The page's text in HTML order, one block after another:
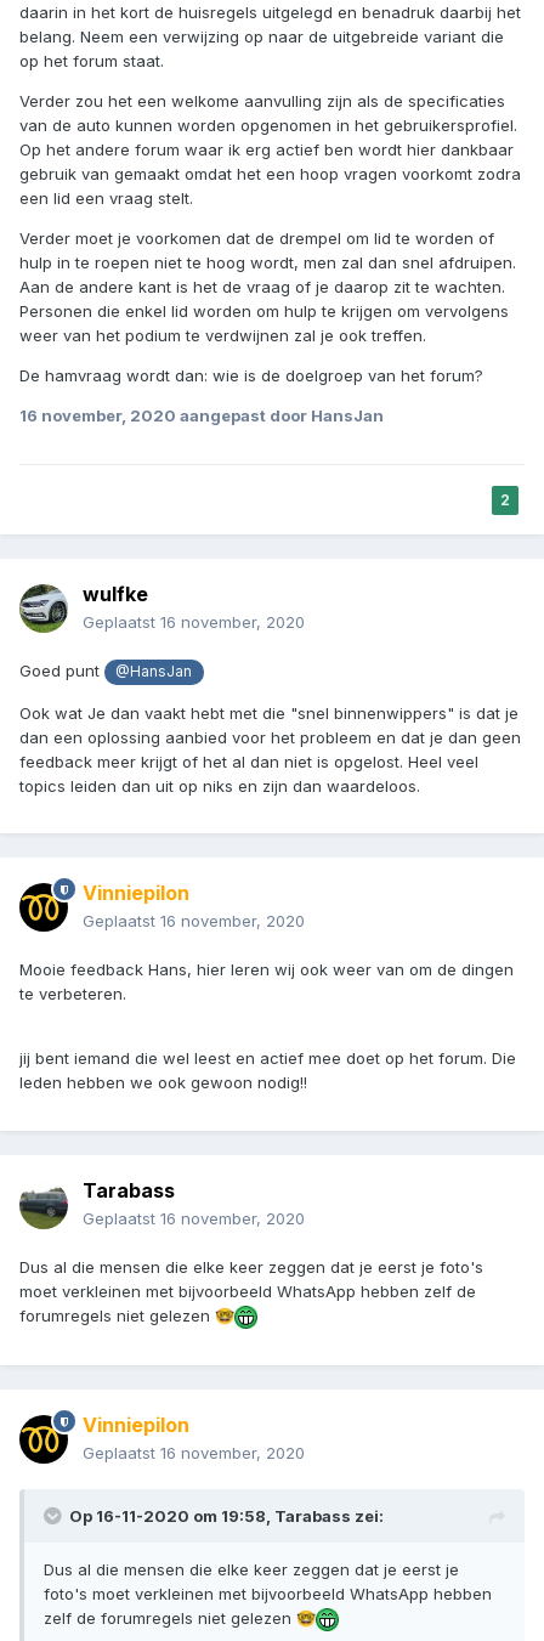
daarin in het kort de huisregels uitgelegd en benadruk daarbij het
belang. Neem een verwijzing op naar de uitgebreide variant die
op het forum staat.
Verder zou het een welkome aanvulling zijn als de specificaties
van de auto kunnen worden opgenomen in het gebruikersprofiel.
Op het andere forum waar ik erg actief ben wordt hier dankbaar
gebruik van gemaakt omdat het een hoop vragen voorkomt zodra
een lid een vraag stelt.
Verder moet je voorkomen dat de drempel om lid te worden of
hulp in te roepen niet te hoog wordt, men zal dan snel afdruipen.
Aan de andere kant is het de vraag of je daarop zit te wachten.
Personen die enkel lid worden om hulp te krijgen om vervolgens
weer van het podium te verdwijnen zal je ook treffen.
De hamvraag wordt dan: wie is de doelgroep van het forum?
16 november, 2020 aangepast door HansJan
2
wulfke
Geplaatst 16 november, 2020
Goed punt @HansJan
Ook wat Je dan vaakt hebt met die "snel binnenwippers" is dat je
dan een oplossing aanbied voor het probleem en dat je dan geen
feedback meer krijgt of het al dan niet is opgelost. Heel veel
topics leiden dan uit op niks en zijn dan waardeloos.
Vinniepilon
Geplaatst 16 november, 2020
Mooie feedback Hans, hier leren wij ook weer van om de dingen
te verbeteren.
jij bent iemand die wel leest en actief mee doet op het forum. Die
leden hebben we ook gewoon nodig!!
Tarabass
Geplaatst 16 november, 2020
Dus al die mensen die elke keer zeggen dat je eerst je foto's
moet verkleinen met bijvoorbeeld WhatsApp hebben zelf de
forumregels niet gelezen 🤓
Vinniepilon
Geplaatst 16 november, 2020
Op 16-11-2020 om 19:58, Tarabass zei:
Dus al die mensen die elke keer zeggen dat je eerst je
foto's moet verkleinen met bijvoorbeeld WhatsApp hebben
zelf de forumregels niet gelezen 🤓